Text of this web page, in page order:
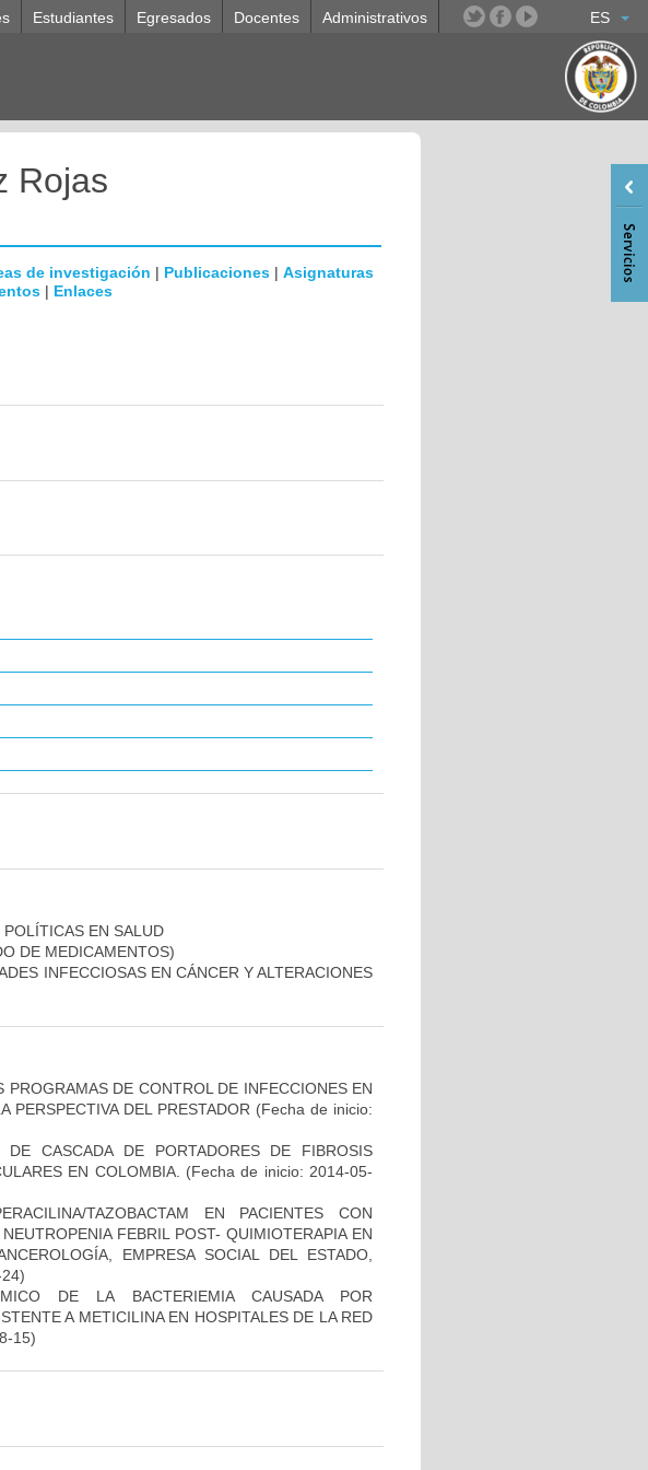
ES
Estudiantes Egresados Docentes Administrativos
Rojas
de investigación | Publicaciones | Asignaturas
| Enlaces
EN SALUD
DE MEDICAMENTOS)
INFECCIOSAS EN CÁNCER Y ALTERACIONES
PROGRAMAS DE CONTROL DE INFECCIONES EN
PERSPECTIVA DEL PRESTADOR (Fecha de inicio:
DE CASCADA DE PORTADORES DE FIBROSIS
EN COLOMBIA.
(Fecha de inicio: 2014-05-
TAZOBACTAM EN PACIENTES CON
FEBRIL POST- QUIMIOTERAPIA EN
EMPRESA SOCIAL DEL ESTADO,
DE LA BACTERIEMIA CAUSADA POR
A METICILINA EN HOSPITALES DE LA RED
15)